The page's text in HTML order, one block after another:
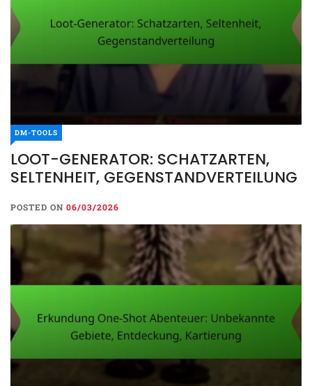
DM-TOOLS
LOOT-GENERATOR: SCHATZARTEN,
SELTENHEIT, GEGENSTANDVERTEILUNG
POSTED ON 06/03/2026